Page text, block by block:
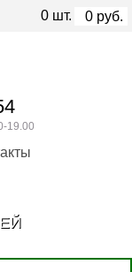
19.00
0 шт. 0 руб.